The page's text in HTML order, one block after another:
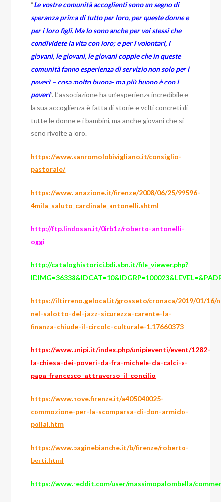
“Le vostre comunità accoglienti sono un segno di
speranza prima di tutto per loro, per queste donne e
per i loro figli. Ma lo sono anche per voi stessi che
condividete la vita con loro; e per i volontari, i
giovani, le giovani, le giovani coppie che in queste
comunità fanno esperienza di servizio non solo per i
poverì – cosa molto buona- ma più buono è con i
poveri”. L’associazione ha un’esperienza incredibile e
la sua accoglienza è fatta di storie e volti concreti di
tutte le donne e i bambini, ma anche giovani che si
sono rivolte a loro.
https://www.sanromolobivigliano.it/consiglio-
pastorale/
https://www.lanazione.it/firenze/2008/06/25/99596-
4mila_saluto_cardinale_antonelli.shtml
http://ftp.lindosan.it/0irb1z/roberto-antonelli-
oggi
http://cataloghistorici.bdi.sbn.it/file_viewer.php?
https://iltirreno.gelocal.it/grosseto/cronaca/2019/01/16/
nel-salotto-del-jazz-sicurezza-carente-la-
finanza-chiude-il-circolo-culturale-1.17660373
https://www.unipi.it/index.php/unipieventi/event/1282-
la-chiesa-dei-poveri-da-fra-michele-da-calci-a-
papa-francesco-attraverso-il-concilio
https://www.nove.firenze.it/a405040025-
commozione-per-la-scomparsa-di-don-armido-
pollai.htm
https://www.paginebianche.it/b/firenze/roberto-
berti.html
https://www.reddit.com/user/massimopalombella/